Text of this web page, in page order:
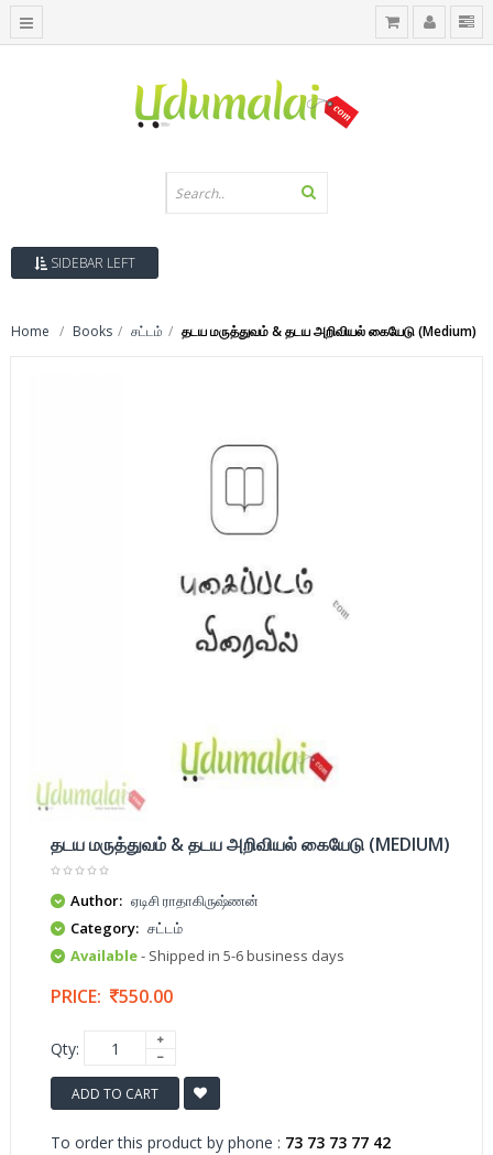
SIDEBAR LEFT
Home Books சட்டம் தடய மருத்துவம் & தடய அறிவியல் கையேடு (Medium)
தடய மருத்துவம் & தடய அறிவியல் கையேடு (MEDIUM)
Author: ஏடிசி ராதாகிருஷ்ணன்
Category: சட்டம்
Available- Shipped in 5-6 business days
PRICE: 550.00
Qty:
ADD TO CART
To order this product by phone : 73 73 73 77 42